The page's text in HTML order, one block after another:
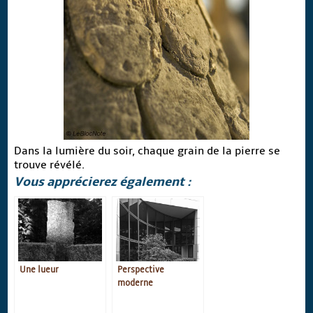
Dans la lumière du soir, chaque grain de la pierre se
trouve révélé.
Vous apprécierez également :
Une lueur
Perspective
moderne